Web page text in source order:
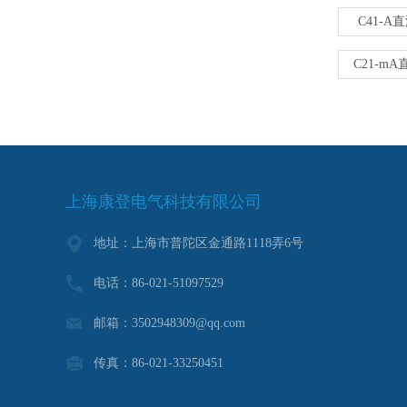
C41-A
C21-mA
上海康登电气科技有限公司
地址：上海市普陀区金通路1118弄6号
电话：86-021-51097529
邮箱：3502948309@qq.com
传真：86-021-33250451